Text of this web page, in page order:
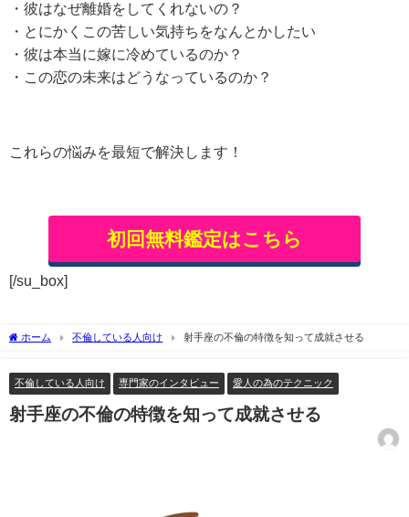
・彼はなぜ離婚をしてくれないの？
・とにかくこの苦しい気持ちをなんとかしたい
・彼は本当に嫁に冷めているのか？
・この恋の未来はどうなっているのか？
これらの悩みを最短で解決します！
初回無料鑑定はこちら
[/su_box]
ホーム 不倫している人向け 射手座の不倫の特徴を知って成就させる
不倫している人向け 専門家のインタビュー 愛人の為のテクニック
射手座の不倫の特徴を知って成就させる